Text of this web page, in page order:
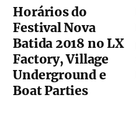
Horários do
Festival Nova
Batida 2018 no LX
Factory, Village
Underground e
Boat Parties